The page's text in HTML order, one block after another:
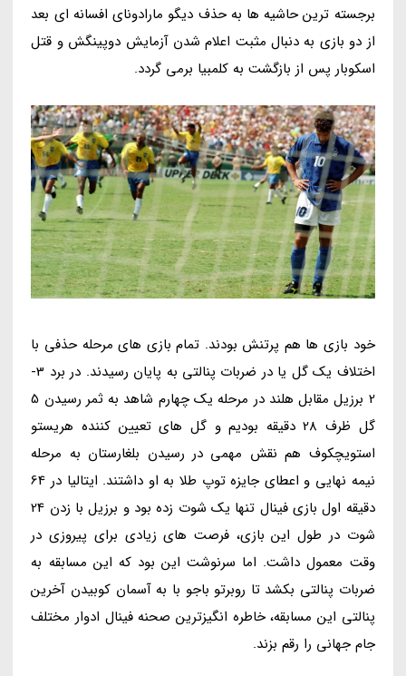
برجسته ترین حاشیه ها به حذف دیگو مارادونای افسانه ای بعد
از دو بازی به دنبال مثبت اعلام شدن آزمایش دوپینگش و قتل
اسکوبار پس از بازگشت به کلمبیا برمی گردد.
خود بازی ها هم پرتنش بودند. تمام بازی های مرحله حذفی با
اختلاف یک گل یا در ضربات پنالتی به پایان رسیدند. در برد 3-
2 برزیل مقابل هلند در مرحله یک چهارم شاهد به ثمر رسیدن 5
گل ظرف 28 دقیقه بودیم و گل های تعیین کننده هریستو
استویچکوف هم نقش مهمی در رسیدن بلغارستان به مرحله
نیمه نهایی و اعطای جایزه توپ طلا به او داشتند. ایتالیا در 64
دقیقه اول بازی فینال تنها یک شوت زده بود و برزیل با زدن 24
شوت در طول این بازی، فرصت های زیادی برای پیروزی در
وقت معمول داشت. اما سرنوشت این بود که این مسابقه به
ضربات پنالتی بکشد تا روبرتو باجو با به آسمان کوبیدن آخرین
پنالتی این مسابقه، خاطره انگیزترین صحنه فینال ادوار مختلف
جام جهانی را رقم بزند.